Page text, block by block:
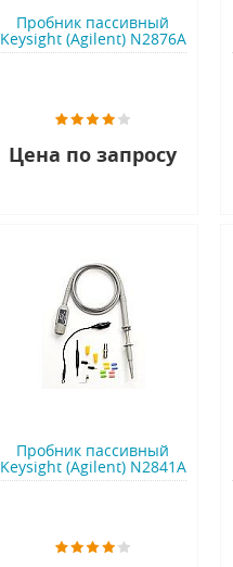
Пробник пассивный
Keysight (Agilent) N2876A
Цена по запросу
Пробник пассивный
Keysight (Agilent) N2841A